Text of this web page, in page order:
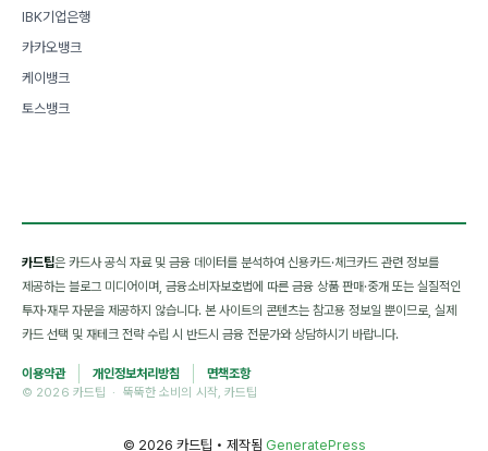
IBK기업은행
카카오뱅크
케이뱅크
토스뱅크
카드팁은 카드사 공식 자료 및 금융 데이터를 분석하여 신용카드·체크카드 관련 정보를
제공하는 블로그 미디어이며, 금융소비자보호법에 따른 금융 상품 판매·중개 또는 실질적인
투자·재무 자문을 제공하지 않습니다. 본 사이트의 콘텐츠는 참고용 정보일 뿐이므로, 실제
카드 선택 및 재테크 전략 수립 시 반드시 금융 전문가와 상담하시기 바랍니다.
이용약관 개인정보처리방침
면책조항
© 2026 카드팁 · 뚝뚝한 소비의 시작, 카드팁
© 2026 카드팁 • 제작됨 GeneratePress